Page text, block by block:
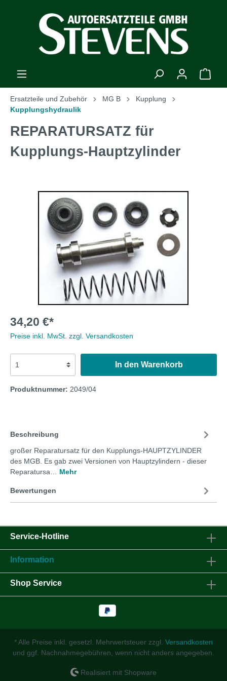
Ersatzteile und Zubehör MG B
Kupplung
Kupplungshydraulik
REPARATURSATZ für
Kupplungs-Hauptzylinder
34,20 €*
Preise inkl. MwSt. zzgl. Versandkosten
In den Warenkorb
Produktnummer: 2049/04
Beschreibung
großer Reparatursatz für den Kupplungs-HAUPTZYLINDER
des MGB. Es gab zwei Versionen von Hauptzylindern - dieser
Reparatursa… Mehr
Bewertungen
Service-Hotline
Information
Shop Service
* Alle Preise inkl. gesetzl. Mehrwertsteuer zzgl. Versandkosten
und ggf. Nachnahmegebühren, wenn nicht anders angegeben.
Realisiert mit Shopware